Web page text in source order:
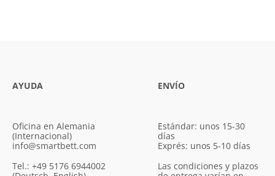
AYUDA
Oficina en Alemania
(Internacional)
info@smartbett.com
Tel.: +49 5176 6944002
ENVÍO
Estándar: unos 15-30
días
Exprés: unos 5-10 días
Las condiciones y plazos